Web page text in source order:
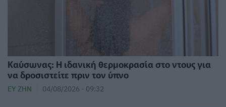
⁠Καύσωνας: Η ιδανική θερμοκρασία στο ντους για
να δροσιστείτε πριν τον ύπνο
ΕΥ ΖΗΝ 04/08/2026 - 09:32